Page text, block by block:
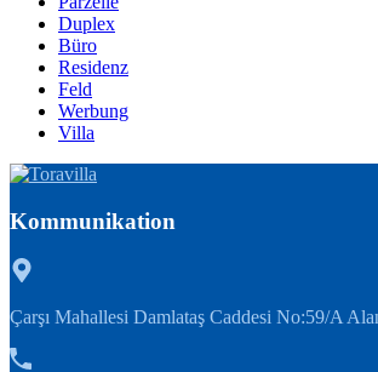
Duplex
Büro
Residenz
Feld
Werbung
Villa
Kommunikation
Çarşı Mahallesi Damlataş Caddesi No:59/A